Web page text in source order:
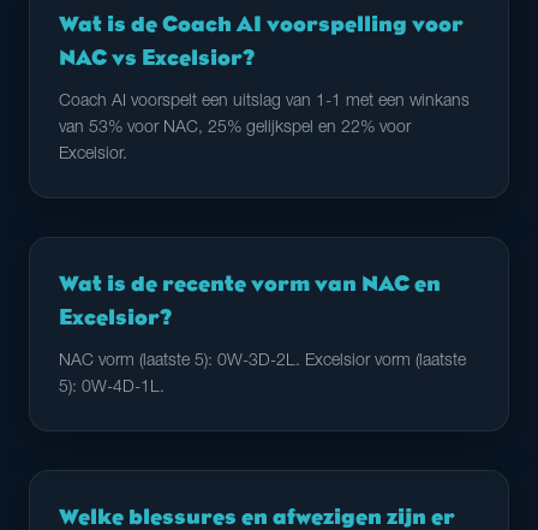
Wat is de Coach AI voorspelling voor
NAC vs Excelsior?
Coach AI voorspelt een uitslag van 1-1 met een winkans
van 53% voor NAC, 25% gelijkspel en 22% voor
Excelsior.
Wat is de recente vorm van NAC en
Excelsior?
NAC vorm (laatste 5): 0W-3D-2L. Excelsior vorm (laatste
5): 0W-4D-1L.
Welke blessures en afwezigen zijn er